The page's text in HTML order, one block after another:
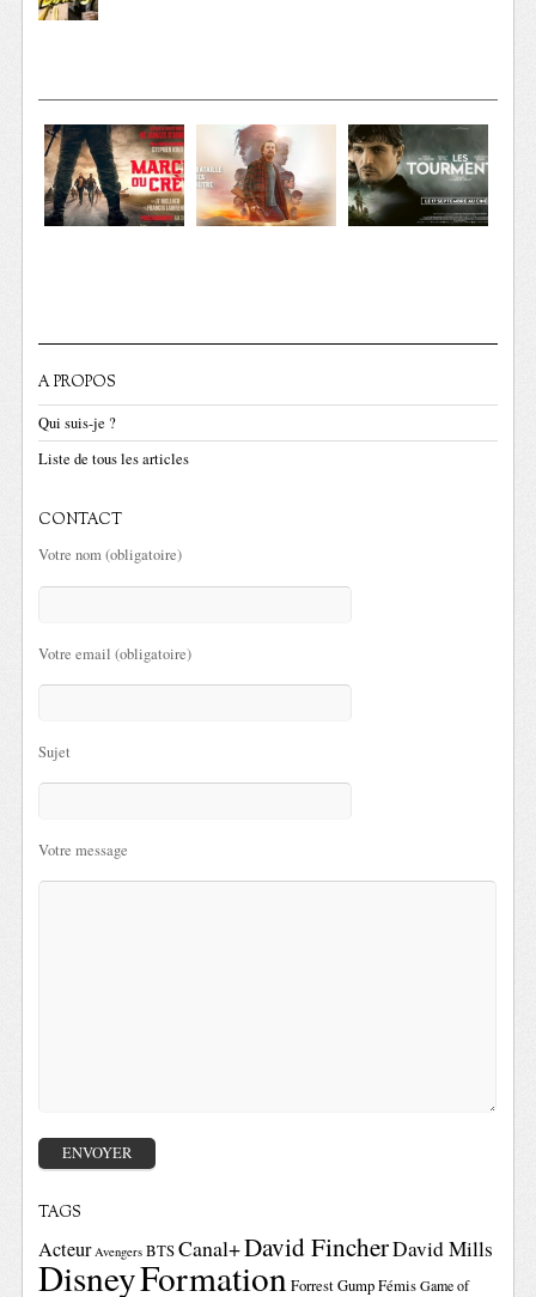
A PROPOS
Qui suis-je ?
Liste de tous les articles
CONTACT
Votre nom (obligatoire)
Votre email (obligatoire)
Sujet
Votre message
TAGS
Acteur Avengers BTSCanal+David FincherDavid Mills
DisneyFormationForrest GumpFémis Game of